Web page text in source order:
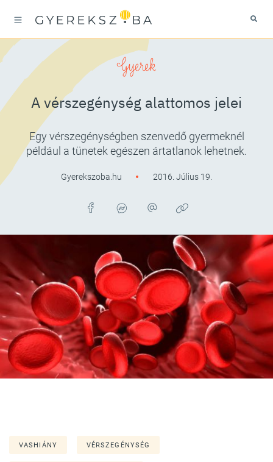
Gyerek
A vérszegénység alattomos jelei
Egy vérszegénységben szenvedő gyermeknél
például a tünetek egészen ártatlanok lehetnek.
Gyerekszoba.hu 2016. Július 19.
VASHIÁNY VÉRSZEGÉNYSÉG